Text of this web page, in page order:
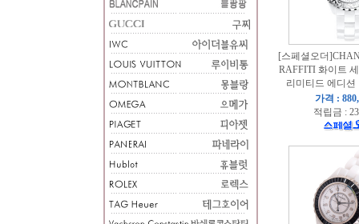
[스페셜오더
RAFFITI 화이트
리미티드 에디션
가격 :
적립금 :